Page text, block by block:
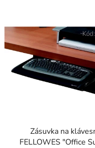
Zásuvka na
FELLOWES "Office
Kód: